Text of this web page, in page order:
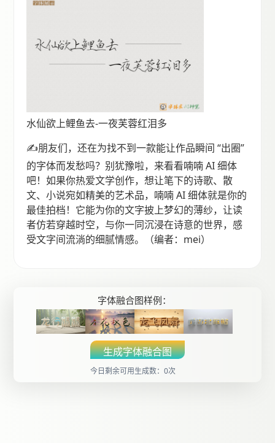
水仙欲上鲤鱼去-一夜芙蓉红泪多
✍朋友们，还在为找不到一款能让作品瞬间 “出圈”
的字体而发愁吗？别犹豫啦，来看看喃喃 AI 细体
吧！如果你热爱文学创作，想让笔下的诗歌、散
文、小说宛如精美的艺术品，喃喃 AI 细体就是你的
最佳拍档！它能为你的文字披上梦幻的薄纱，让读
者仿若穿越时空，与你一同沉浸在诗意的世界，感
受文字间流淌的细腻情感。（编者：mei）
字体融合图样例：
生成字体融合图
今日剩余可用生成数：0次